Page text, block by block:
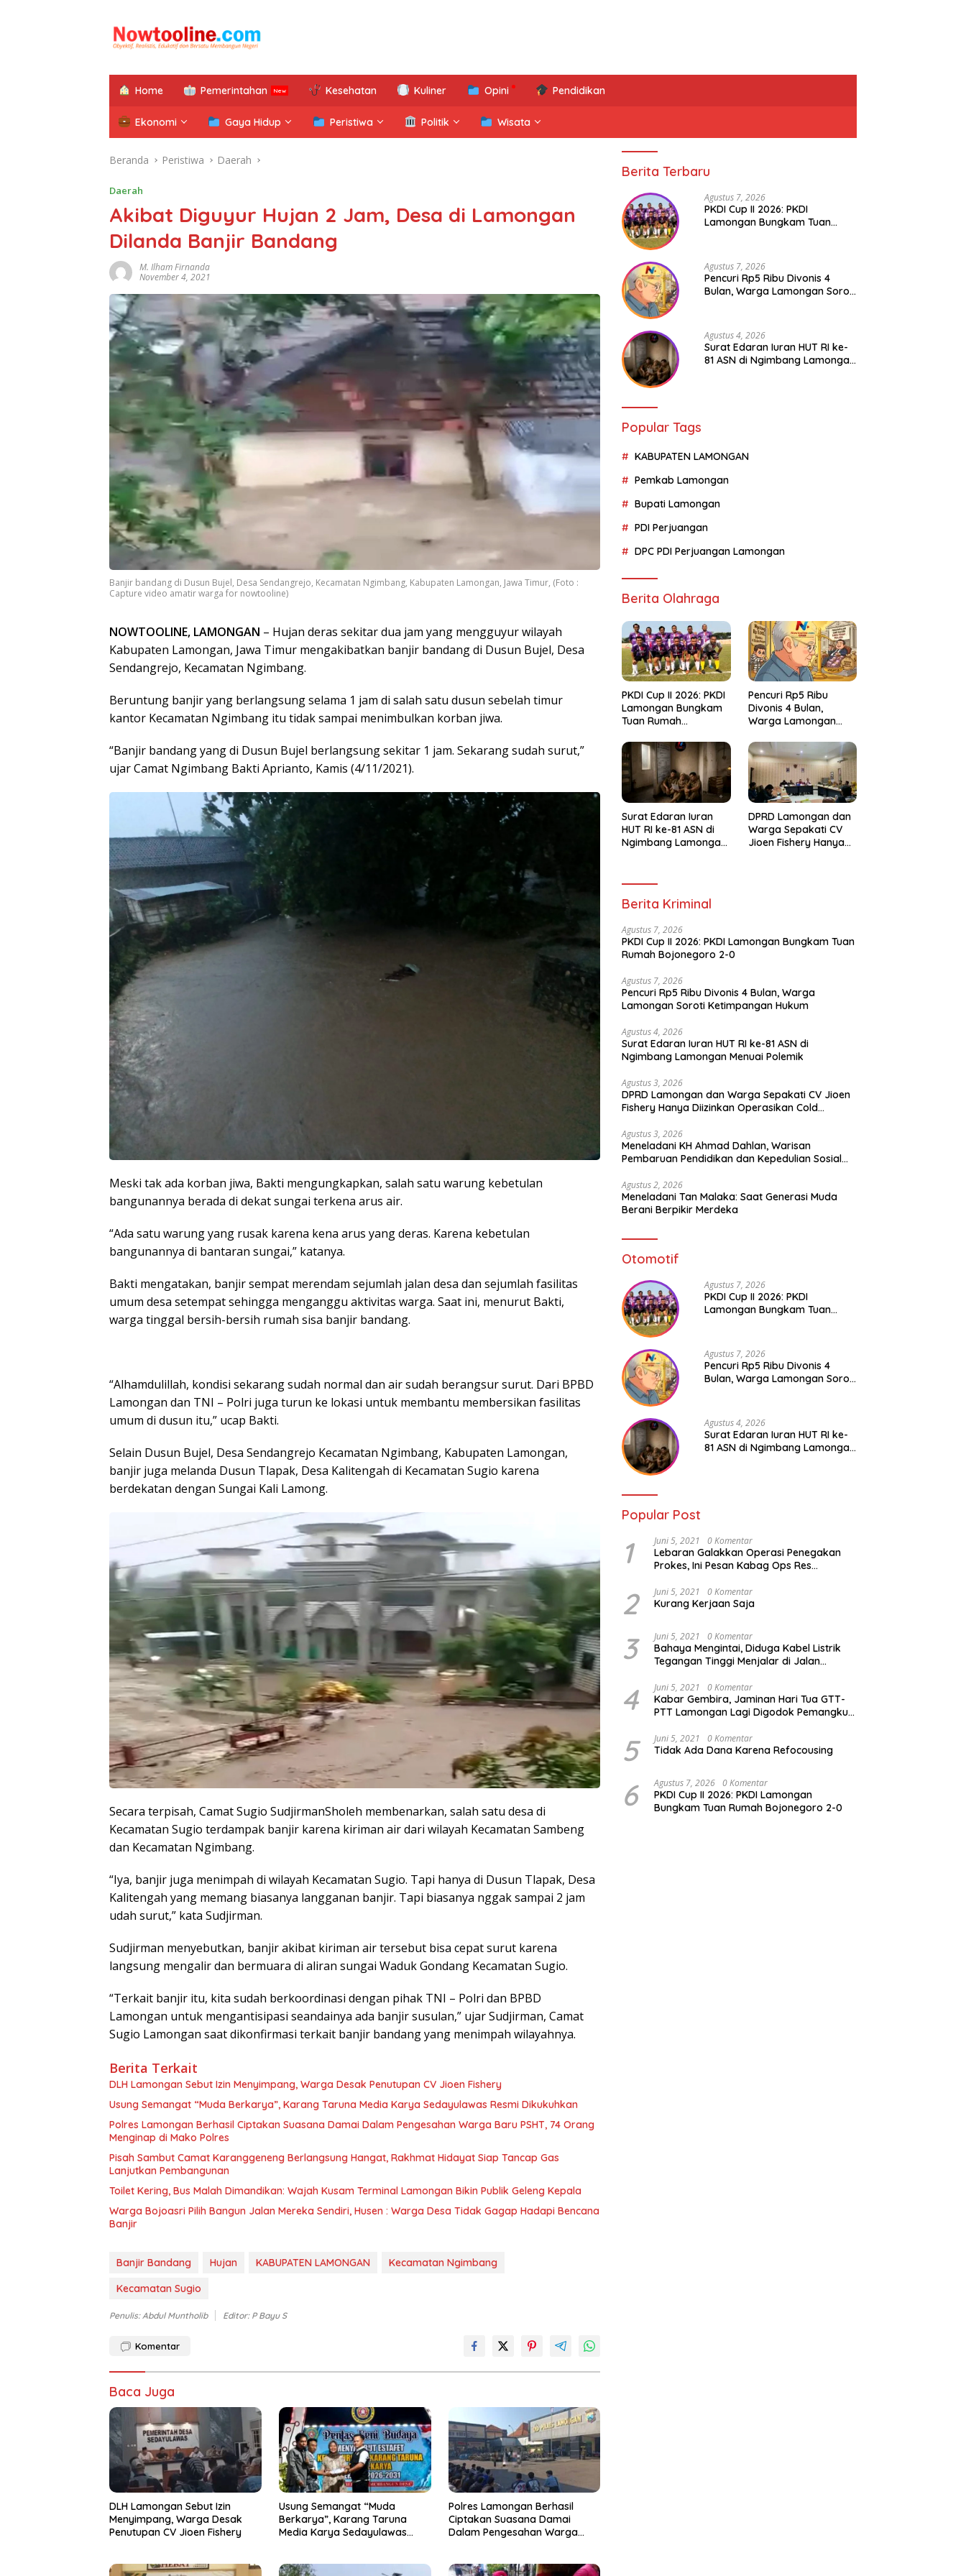
Home Pemerintahan Kesehatan Kuliner Opini Pendidikan
Ekonomi Gaya Hidup Peristiwa Politik Wisata
Beranda Peristiwa Daerah
Daerah
Akibat Diguyur Hujan 2 Jam, Desa di Lamongan
Dilanda Banjir Bandang
M. Ilham Firnanda
November 4, 2021
Banjir bandang di Dusun Bujel, Desa Sendangrejo, Kecamatan Ngimbang, Kabupaten Lamongan, Jawa Timur, (Foto :
Capture video amatir warga for nowtooline)
NOWTOOLINE, LAMONGAN – Hujan deras sekitar dua jam yang mengguyur wilayah
Kabupaten Lamongan, Jawa Timur mengakibatkan banjir bandang di Dusun Bujel, Desa
Sendangrejo, Kecamatan Ngimbang.
Beruntung banjir yang berlangsung selama 1 jam di salah satu dusun sebelah timur
kantor Kecamatan Ngimbang itu tidak sampai menimbulkan korban jiwa.
“Banjir bandang yang di Dusun Bujel berlangsung sekitar 1 jam. Sekarang sudah surut,”
ujar Camat Ngimbang Bakti Aprianto, Kamis (4/11/2021).
Meski tak ada korban jiwa, Bakti mengungkapkan, salah satu warung kebetulan
bangunannya berada di dekat sungai terkena arus air.
“Ada satu warung yang rusak karena kena arus yang deras. Karena kebetulan
bangunannya di bantaran sungai,” katanya.
Bakti mengatakan, banjir sempat merendam sejumlah jalan desa dan sejumlah fasilitas
umum desa setempat sehingga menganggu aktivitas warga. Saat ini, menurut Bakti,
warga tinggal bersih-bersih rumah sisa banjir bandang.
“Alhamdulillah, kondisi sekarang sudah normal dan air sudah berangsur surut. Dari BPBD
Lamongan dan TNI – Polri juga turun ke lokasi untuk membantu membersikan fasilitas
umum di dusun itu,” ucap Bakti.
Selain Dusun Bujel, Desa Sendangrejo Kecamatan Ngimbang, Kabupaten Lamongan,
banjir juga melanda Dusun Tlapak, Desa Kalitengah di Kecamatan Sugio karena
berdekatan dengan Sungai Kali Lamong.
Secara terpisah, Camat Sugio SudjirmanSholeh membenarkan, salah satu desa di
Kecamatan Sugio terdampak banjir karena kiriman air dari wilayah Kecamatan Sambeng
dan Kecamatan Ngimbang.
“Iya, banjir juga menimpah di wilayah Kecamatan Sugio. Tapi hanya di Dusun Tlapak, Desa
Kalitengah yang memang biasanya langganan banjir. Tapi biasanya nggak sampai 2 jam
udah surut,” kata Sudjirman.
Sudjirman menyebutkan, banjir akibat kiriman air tersebut bisa cepat surut karena
langsung mengalir dan bermuara di aliran sungai Waduk Gondang Kecamatan Sugio.
“Terkait banjir itu, kita sudah berkoordinasi dengan pihak TNI – Polri dan BPBD
Lamongan untuk mengantisipasi seandainya ada banjir susulan,” ujar Sudjirman, Camat
Sugio Lamongan saat dikonfirmasi terkait banjir bandang yang menimpah wilayahnya.
Berita Terkait
DLH Lamongan Sebut Izin Menyimpang, Warga Desak Penutupan CV Jioen Fishery
Usung Semangat “Muda Berkarya”, Karang Taruna Media Karya Sedayulawas Resmi Dikukuhkan
Polres Lamongan Berhasil Ciptakan Suasana Damai Dalam Pengesahan Warga Baru PSHT, 74 Orang
Menginap di Mako Polres
Pisah Sambut Camat Karanggeneng Berlangsung Hangat, Rakhmat Hidayat Siap Tancap Gas
Lanjutkan Pembangunan
Toilet Kering, Bus Malah Dimandikan: Wajah Kusam Terminal Lamongan Bikin Publik Geleng Kepala
Warga Bojoasri Pilih Bangun Jalan Mereka Sendiri, Husen : Warga Desa Tidak Gagap Hadapi Bencana
Banjir
Banjir Bandang Hujan KABUPATEN LAMONGAN
Kecamatan Ngimbang
Kecamatan Sugio
Penulis: Abdul Muntholib Editor: P Bayu S
Komentar
Baca Juga
DLH Lamongan Sebut Izin
Menyimpang, Warga Desak
Penutupan CV Jioen Fishery
Usung Semangat “Muda
Berkarya”, Karang Taruna
Media Karya Sedayulawas
Polres Lamongan Berhasil
Ciptakan Suasana Damai
Dalam Pengesahan Warga
Berita Terbaru
Agustus 7, 2026
PKDI Cup II 2026: PKDI
Lamongan Bungkam Tuan
Agustus 7, 2026
Pencuri Rp5 Ribu Divonis 4
Bulan, Warga Lamongan Soroti
Agustus 4, 2026
Surat Edaran Iuran HUT RI ke-
81 ASN di Ngimbang Lamongan
Popular Tags
KABUPATEN LAMONGAN
Pemkab Lamongan
Bupati Lamongan
PDI Perjuangan
DPC PDI Perjuangan Lamongan
Berita Olahraga
PKDI Cup II 2026: PKDI
Lamongan Bungkam
Tuan Rumah
Pencuri Rp5 Ribu
Divonis 4 Bulan,
Warga Lamongan
Hukum
Surat Edaran Iuran
HUT RI ke-81 ASN di
Ngimbang Lamongan
DPRD Lamongan dan
Warga Sepakati CV
Jioen Fishery Hanya
Berita Kriminal
Agustus 7, 2026
PKDI Cup II 2026: PKDI Lamongan Bungkam Tuan
Rumah Bojonegoro 2-0
Agustus 7, 2026
Pencuri Rp5 Ribu Divonis 4 Bulan, Warga
Lamongan Soroti Ketimpangan Hukum
Agustus 4, 2026
Surat Edaran Iuran HUT RI ke-81 ASN di
Ngimbang Lamongan Menuai Polemik
Agustus 3, 2026
DPRD Lamongan dan Warga Sepakati CV Jioen
Fishery Hanya Diizinkan Operasikan Cold
Agustus 3, 2026
Meneladani KH Ahmad Dahlan, Warisan
Pembaruan Pendidikan dan Kepedulian Sosial
Agustus 2, 2026
Meneladani Tan Malaka: Saat Generasi Muda
Berani Berpikir Merdeka
Otomotif
Agustus 7, 2026
PKDI Cup II 2026: PKDI
Lamongan Bungkam Tuan
Agustus 7, 2026
Pencuri Rp5 Ribu Divonis 4
Bulan, Warga Lamongan Soroti
Agustus 4, 2026
Surat Edaran Iuran HUT RI ke-
81 ASN di Ngimbang Lamongan
Popular Post
1 Juni 5, 2021 0 Komentar
Lebaran Galakkan Operasi Penegakan
Prokes, Ini Pesan Kabag Ops Res
2 Juni 5, 2021 0 Komentar
Kurang Kerjaan Saja
3 Juni 5, 2021 0 Komentar
Bahaya Mengintai, Diduga Kabel Listrik
Tegangan Tinggi Menjalar di Jalan
4 Juni 5, 2021 0 Komentar
Kabar Gembira, Jaminan Hari Tua GTT-
PTT Lamongan Lagi Digodok Pemangku
5 Juni 5, 2021 0 Komentar
Tidak Ada Dana Karena Refocousing
6 Agustus 7, 2026 0 Komentar
PKDI Cup II 2026: PKDI Lamongan
Bungkam Tuan Rumah Bojonegoro 2-0